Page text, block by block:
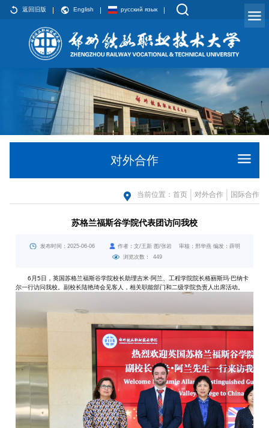
返回旧版 English русский язык
对外合作
当前位置： 首页 对外合作 国际合作
苏格兰福斯谷学院代表团访问我校
发布时间：2025-06-06
作者：文/王新 图/张岩 审核：邢华燕 编发：薛明
浏览次数：
449
6月5日，英国苏格兰福斯谷学院校长助理吉米·阿兰、工程学院院长格丽斯玛·巴纳卡
尔一行访问我校。副校长陆艳琦会见客人，相关职能部门和二级学院负责人出席活动。